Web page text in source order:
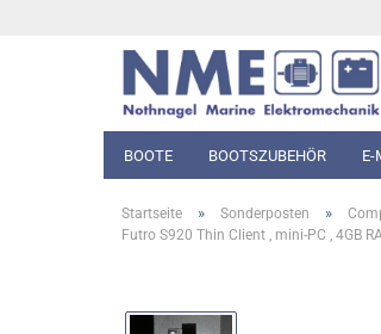
BOOTE BOOTSZUBEHÖR E-
Startseite » Sonderposten »
Futro S920 Thin Client , mini-PC , 4GB